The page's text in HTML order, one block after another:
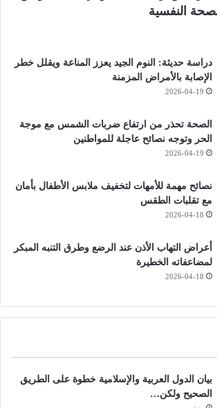
النفسية
دراسة حديثة: النوم الجيد يعزز المناعة ويقلل خطر
الإصابة بالأمراض المزمنة
2026-04-19
الصحة تحذر من ارتفاع ضربات الشمس مع موجة
الحر وتوجه نصائح عاجلة للمواطنين
2026-04-19
نصائح مهمة للأمهات لتخفيف ملابس الأطفال بأمان
مع تقلبات الطقس
2026-04-18
أعراض التهاب الأذن عند الرضع وطرق التنبه المبكر
لمضاعفاته الخطيرة
2026-04-18
بيان الدول العربية والإسلامية خطوة على الطريق
الصحيح ولكن…